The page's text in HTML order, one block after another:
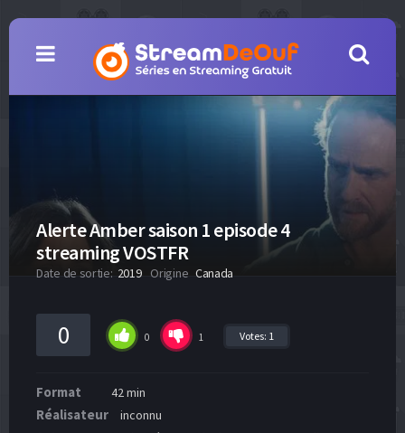
Alerte Amber saison 1 episode 4
streaming VOSTFR
Date de sortie: 2019 Origine Canada
0 0 1 Votes: 1
Format 42 min
Réalisateur inconnu